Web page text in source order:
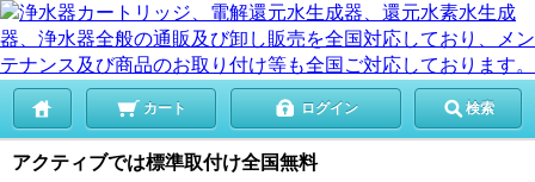
カート ログイン 検索
アクティブでは標準取付け全国無料